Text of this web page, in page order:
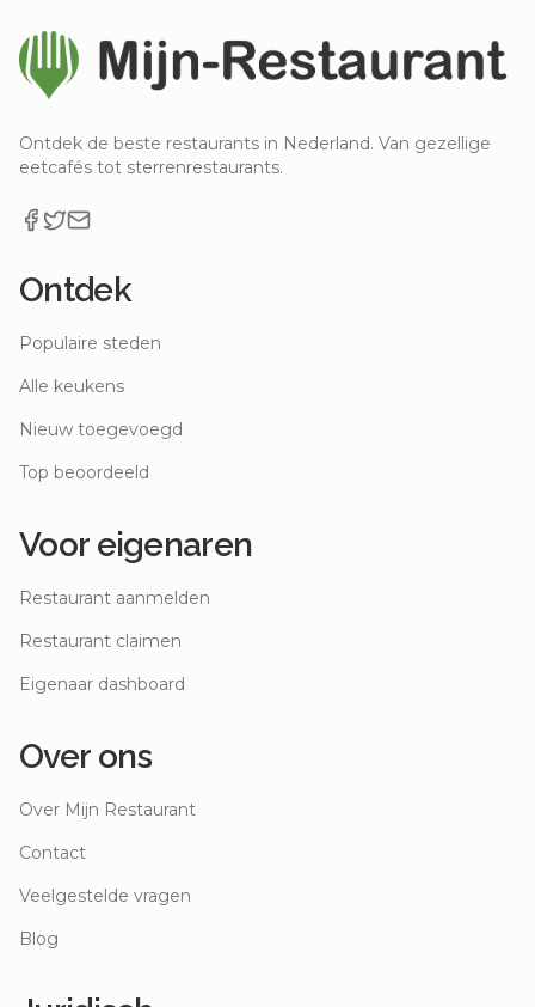
Ontdek de beste restaurants in Nederland. Van gezellige
eetcafés tot sterrenrestaurants.
Ontdek
Populaire steden
Alle keukens
Nieuw toegevoegd
Top beoordeeld
Voor eigenaren
Restaurant aanmelden
Restaurant claimen
Eigenaar dashboard
Over ons
Over Mijn Restaurant
Contact
Veelgestelde vragen
Blog